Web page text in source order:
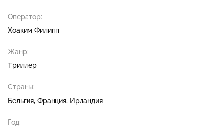
Оператор:
Хоаким Филипп
Жанр:
Триллер
Страны:
Бельгия, Франция, Ирландия
Год: